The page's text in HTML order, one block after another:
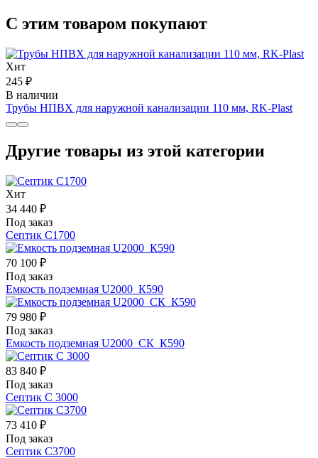
С этим товаром покупают
Хит
245 ₽
В наличии
Трубы НПВХ для наружной канализации 110 мм, RK-Plast
Другие товары из этой категории
Хит
34 440 ₽
Под заказ
Септик С1700
70 100 ₽
Под заказ
Емкость подземная U2000_К590
79 980 ₽
Под заказ
Емкость подземная U2000_СК_К590
83 840 ₽
Под заказ
Септик С 3000
73 410 ₽
Под заказ
Септик С3700